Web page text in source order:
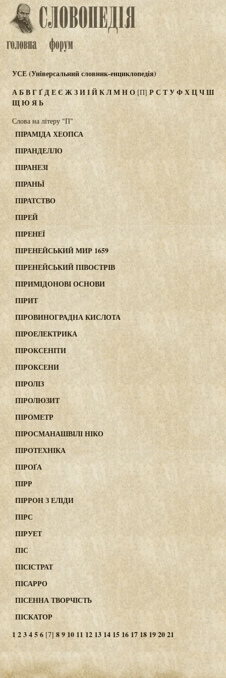
УСЕ (Універсальний словник-енциклопедія)
АБВГҐДЕЄ ЖЗИІЙКЛМНО [П]РСТУФХЦЧШ
ЩЮ ЯЬ
Слова на літеру "П"
ПІРАМІДА ХЕОПСА
ПІРАНДЕЛЛО
ПІРАНЕЗІ
ПІРАНЬЇ
ПІРАТСТВО
ПІРЕЙ
ПІРЕНЕЇ
ПІРЕНЕЙСЬКИЙ МИР 1659
ПІРЕНЕЙСЬКИЙ ПІВОСТРІВ
ПІРИМІДОНОВІ ОСНОВИ
ПІРИТ
ПІРОВИНОГРАДНА КИСЛОТА
ПІРОЕЛЕКТРИКА
ПІРОКСЕНІТИ
ПІРОКСЕНИ
ПІРОЛІЗ
ПІРОЛЮЗИТ
ПІРОМЕТР
ПІРОСМАНАШВІЛІ НІКО
ПІРОТЕХНІКА
ПІРОҐА
ПІРР
ПІРРОН З ЕЛІДИ
ПІРС
ПІРУЕТ
ПІС
ПІСІСТРАТ
ПІСАРРО
ПІСЕННА ТВОРЧІСТЬ
ПІСКАТОР
123456 [7] 89 10 11 12 1314 1516 17 18 192021